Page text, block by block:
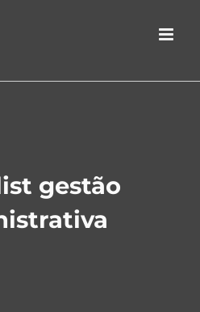
gestão